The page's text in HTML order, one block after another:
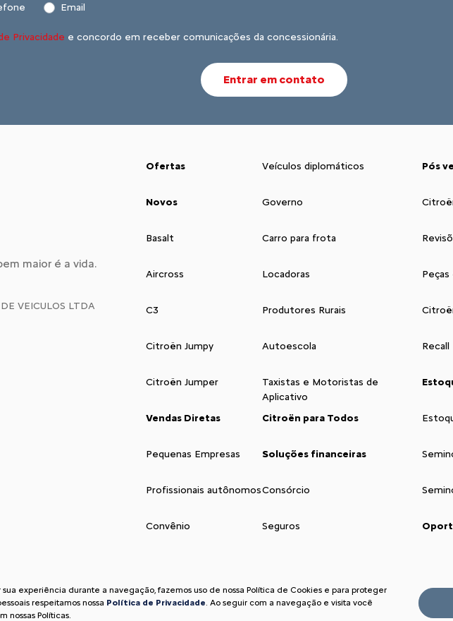
Email
Privacidade e concordo em receber comunicações da concessionária.
Entrar em contato
maior é a vida.
VEICULOS LTDA
Ofertas
Novos
Basalt
Aircross
C3
Citroën Jumpy
Citroën Jumper
Vendas Diretas
Pequenas Empresas
Profissionais autônomos
Convênio
Veículos diplomáticos
Governo
Carro para frota
Locadoras
Produtores Rurais
Autoescola
Taxistas e Motoristas de
Aplicativo
Citroën para Todos
Soluções financeiras
Consórcio
Seguros
Pós
Recall
® Direitos Reservados. Acompanhe nossa
sua experiência durante a navegação, fazemos uso de nossa Política de Cookies e para proteger
respeitamos nossa Política de Privacidade. Ao seguir com a navegação e visita você
nossas Políticas.